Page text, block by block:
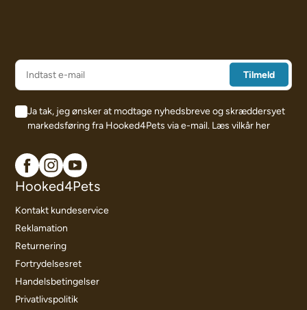
Ja tak, jeg ønsker at modtage nyhedsbreve og skræddersyet
markedsføring fra Hooked4Pets via e-mail. Læs vilkår her
Hooked4Pets
Kontakt kundeservice
Reklamation
Returnering
Fortrydelsesret
Handelsbetingelser
Privatlivspolitik